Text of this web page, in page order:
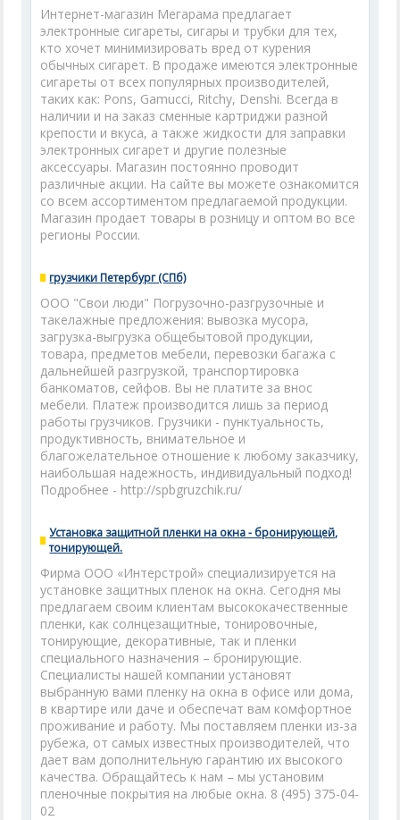
Интернет-магазин Мегарама предлагает
электронные сигареты, сигары и трубки для тех,
кто хочет минимизировать вред от курения
обычных сигарет. В продаже имеются электронные
сигареты от всех популярных производителей,
таких как: Pons, Gamucci, Ritchy, Denshi. Всегда в
наличии и на заказ сменные картриджи разной
крепости и вкуса, а также жидкости для заправки
электронных сигарет и другие полезные
аксессуары. Магазин постоянно проводит
различные акции. На сайте вы можете ознакомится
со всем ассортиментом предлагаемой продукции.
Магазин продает товары в розницу и оптом во все
регионы России.
грузчики Петербург (СПб)
ООО "Cвои люди" Погрузочно-разгрузочные и
такелажные предложения: вывозка мусора,
загрузка-выгрузка общебытовой продукции,
товара, предметов мебели, перевозки багажа с
дальнейшей разгрузкой, транспортировка
банкоматов, сейфов. Вы не платите за внос
мебели. Платеж производится лишь за период
работы грузчиков. Грузчики - пунктуальность,
продуктивность, внимательное и
благожелательное отношение к любому заказчику,
наибольшая надежность, индивидуальный подход!
Подробнее - http://spbgruzchik.ru/
Установка защитной пленки на окна - бронирующей,
тонирующей.
Фирма ООО «Интерстрой» специализируется на
установке защитных пленок на окна. Сегодня мы
предлагаем своим клиентам высококачественные
пленки, как солнцезащитные, тонировочные,
тонирующие, декоративные, так и пленки
специального назначения – бронирующие.
Специалисты нашей компании установят
выбранную вами пленку на окна в офисе или дома,
в квартире или даче и обеспечат вам комфортное
проживание и работу. Мы поставляем пленки из-за
рубежа, от самых известных производителей, что
дает вам дополнительную гарантию их высокого
качества. Обращайтесь к нам – мы установим
пленочные покрытия на любые окна. 8 (495) 375-04-
02